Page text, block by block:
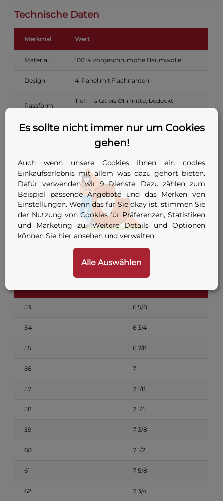
Technische Daten
Merkmal Wert
Material 100 % vorgeschrumpfte Baumwolle
Design 4-Panel mit Flachnähten
Passform
Tief — sitzt bis Ohrmitte, bedeckt
Farben Weiß, Schwarz
(EU / US)
Pflege
Maschinenwaschbar, keine
Sonderwäschehinweise
Größe bestimmen
Maßband waagerecht eine Fingerbreite über den Ohren um den
Anhand der Tabelle die passende EU-Größe auswählen. Bei
Unklarheit lieber eine Nummer größer wählen.
53 6 5/8
54 6 3/4
55 6 7/8
56 7
57 7 1/8
58 7 1/4
59 7 3/8
60 7 1/2
61 7 5/8
62 7 3/4
Es sollte nicht immer nur um Cookies
gehen!
Auch wenn unsere Cookies Ihnen ein cooles
Einkaufserlebnis mit allem was dazu gehört bieten.
Dafür verwenden wir 9 Dienste. Dazu zählen zum
Beispiel passende Angebote und das Merken von
Einstellungen. Wenn das für Sie okay ist, stimmen Sie
der Nutzung von Cookies für Präferenzen, Statistiken
und Marketing zu. Weitere Details und Optionen
können Sie hier ansehen und verwalten.
Alle Auswählen